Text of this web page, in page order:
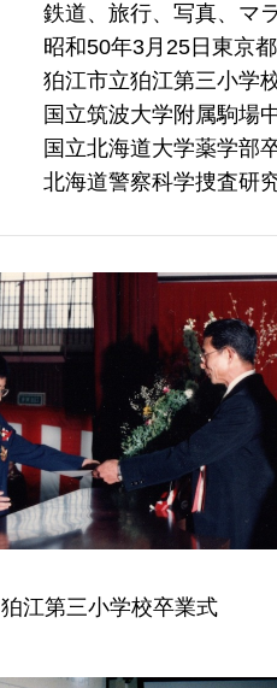
鉄道、旅行、写真、マ
昭和50年3月25日東京
狛江市立狛江第三小学
国立筑波大学附属駒場
国立北海道大学薬学部卒
北海道警察科学捜査研
狛江第三小学校卒業式